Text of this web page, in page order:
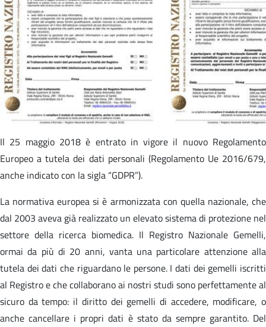
Il 25 maggio 2018 è entrato in vigore il nuovo Regolamento
Europeo a tutela dei dati personali (Regolamento Ue 2016/679,
anche indicato con la sigla “GDPR”).
La normativa europea si è armonizzata con quella nazionale, che
dal 2003 aveva già realizzato un elevato sistema di protezione nel
settore della ricerca biomedica. Il Registro Nazionale Gemelli,
ormai da più di 20 anni, vanta una particolare attenzione alla
tutela dei dati che riguardano le persone. I dati dei gemelli iscritti
al Registro e che collaborano ai nostri studi sono perfettamente al
sicuro da tempo: il diritto dei gemelli di accedere, modificare, o
anche cancellare i propri dati è stato da sempre garantito. Del